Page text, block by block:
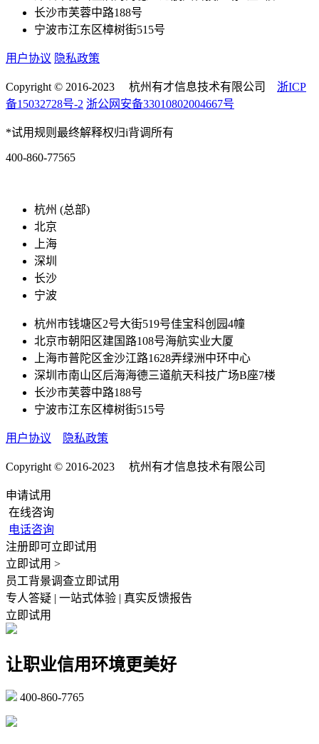
长沙市芙蓉中路188号
宁波市江东区樟树街515号
用户协议 隐私政策
Copyright © 2016-2023 杭州有才信息技术有限公司 浙ICP
备15032728号-2 浙公网安备33010802004667号
*试用规则最终解释权归i背调所有
400-860-77565
杭州 (总部)
北京
上海
深圳
长沙
宁波
杭州市钱塘区2号大街519号佳宝科创园4幢
北京市朝阳区建国路108号海航实业大厦
上海市普陀区金沙江路1628弄绿洲中环中心
深圳市南山区后海海德三道航天科技广场B座7楼
长沙市芙蓉中路188号
宁波市江东区樟树街515号
用户协议 隐私政策
Copyright © 2016-2023 杭州有才信息技术有限公司
申请试用
在线咨询
电话咨询
注册即可立即试用
立即试用 >
员工背景调查立即试用
专人答疑 | 一站式体验 | 真实反馈报告
立即试用
让职业信用环境更美好
400-860-7765